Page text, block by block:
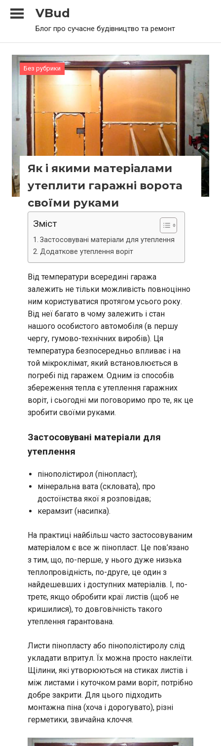
VBud
Блог про сучасне будівництво та ремонт
Без рубрики
Як і якими матеріалами
утеплити гаражні ворота
своїми руками
Зміст
Застосовувані матеріали для утеплення
Додаткове утеплення воріт
Від температури всередині гаража
залежить не тільки можливість повноцінно
ним користуватися протягом усього року.
Від неї багато в чому залежить і стан
нашого особистого автомобіля (в першу
чергу, гумово-технічних виробів). Ця
температура безпосередньо впливає і на
той мікроклімат, який встановлюється в
погребі під гаражем. Одним із способів
збереження тепла є утеплення гаражних
воріт, і сьогодні ми поговоримо про те, як це
зробити своїми руками.
Застосовувані матеріали для
утеплення
пінополістирол (пінопласт);
мінеральна вата (скловата), про
достоїнства якої я розповідав;
керамзит (насипка).
На практиці найбільш часто застосовуваним
матеріалом є все ж пінопласт. Це пов’язано
з тим, що, по-перше, у нього дуже низька
теплопровідність, по-друге, це один з
найдешевших і доступних матеріалів. І, по-
третє, якщо обробити краї листів (щоб не
кришилися), то довговічність такого
утеплення гарантована.
Листи пінопласту або пінополістиролу слід
укладати впритул. Їх можна просто наклеїти.
Щілини, які утворюються на стиках листів і
між листами і куточком рами воріт, потрібно
добре закрити. Для цього підходить
монтажна піна (хоча і дорогувато), різні
герметики, звичайна клоччя.